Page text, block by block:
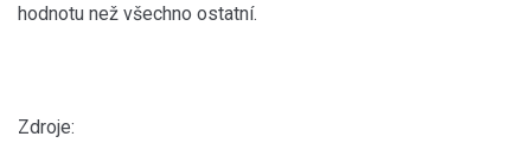
hodnotu než všechno ostatní.
Zdroje: